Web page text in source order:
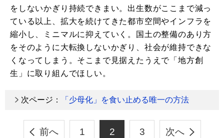
をしないかぎり持続できまい。出生数がここまで減っ
ている以上、拡大を続けてきた都市空間やインフラを
縮小し、ミニマルに抑えていく。国土の整備のあり方
をそのように大転換しないかぎり、社会が維持できな
くなってしまう。そこまで見据えたうえで「地方創
生」に取り組んでほしい。
次ページ： 「少母化」を食い止める唯一の方法
前へ 1 2 3 次へ